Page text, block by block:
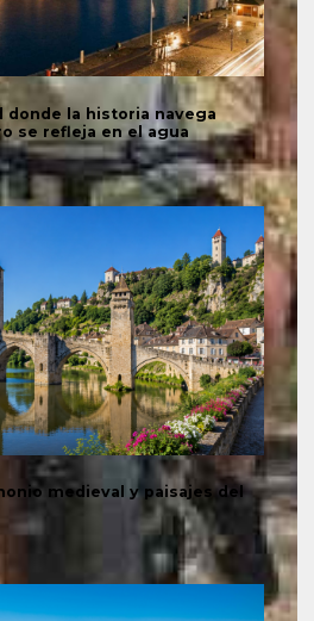
donde la historia navega
se refleja en el agua
medieval y paisajes del